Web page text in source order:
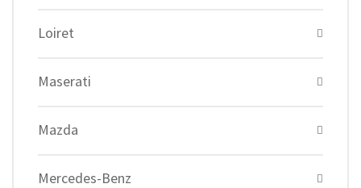
Loiret
Maserati
Mazda
Mercedes-Benz